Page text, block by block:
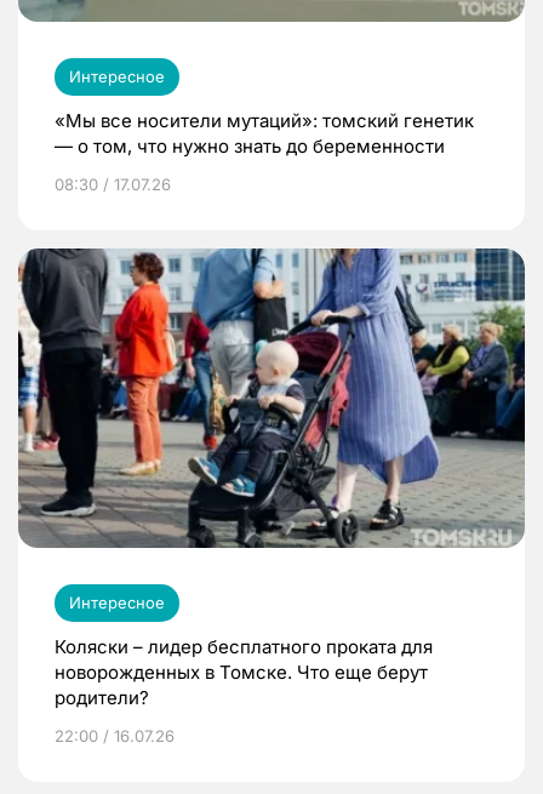
Интересное
«Мы все носители мутаций»: томский генетик
— о том, что нужно знать до беременности
08:30 / 17.07.26
Интересное
Коляски – лидер бесплатного проката для
новорожденных в Томске. Что еще берут
родители?
22:00 / 16.07.26